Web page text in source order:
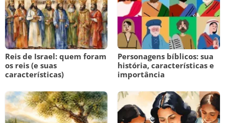
Reis de Israel: quem foram
os reis (e suas
características)
Personagens bíblicos: sua
história, características e
importância